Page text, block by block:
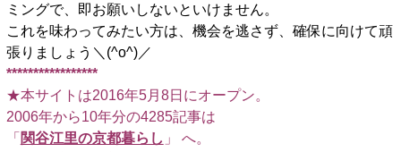
ミングで、即お願いしないといけません。
これを味わってみたい方は、機会を逃さず、確保に向けて頑
張りましょう＼(^o^)／
*****************
★本サイトは2016年5月8日にオープン。
2006年から10年分の4285記事は
「 関谷江里の京都暮らし 」 へ。